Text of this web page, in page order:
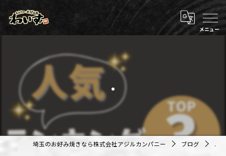
.
埼玉のお好み焼きなら株式会社アジルカンパニー ブログ .